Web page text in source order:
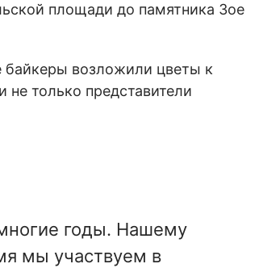
площади до памятника Зое
байкеры возложили цветы к
только представители
годы. Нашему
мы участвуем в